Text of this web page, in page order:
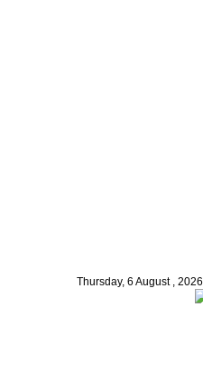
Thursday, 6 August , 2026